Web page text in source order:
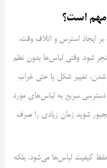
مهم است؟
ایجاد استرس و اتلاف وقت،
شود. وقتی لباس‌ها بدون نظم
شدن، تغییر شکل یا حتی خراب
سریع به لباس‌های مورد
شوید زمان زیادی را صرف
کیفیت لباس‌ها می‌شود، بلکه